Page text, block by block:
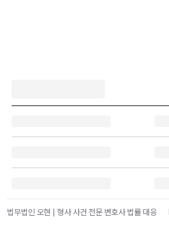
법무법인 오현 | 형사 사건 전문 변호사 법률 대응